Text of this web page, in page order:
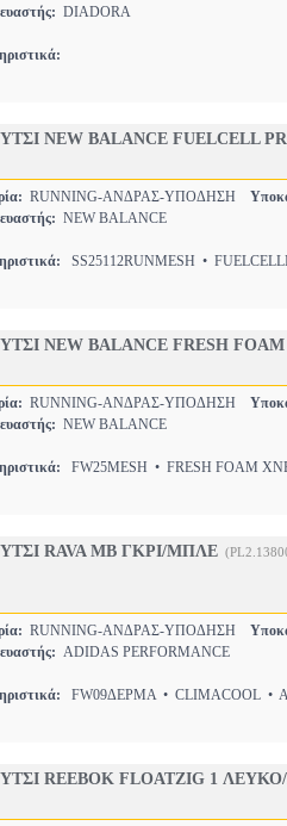
DIADORA
NEW BALANCE FUELCELL
RUNNING-ΑΝΔΡΑΣ-ΥΠΟΔΗΣΗ
NEW BALANCE
SS25112RUNMESH •
NEW BALANCE FRESH
RUNNING-ΑΝΔΡΑΣ-ΥΠΟΔΗΣΗ
NEW BALANCE
FW25MESH • FRESH FOAM
RAVA MB ΓΚΡΙ/ΜΠΛΕ
RUNNING-ΑΝΔΡΑΣ-ΥΠΟΔΗΣΗ
ADIDAS PERFORMANCE
FW09ΔΕΡΜΑ • CLIMACOOL •
REEBOK FLOATZIG 1